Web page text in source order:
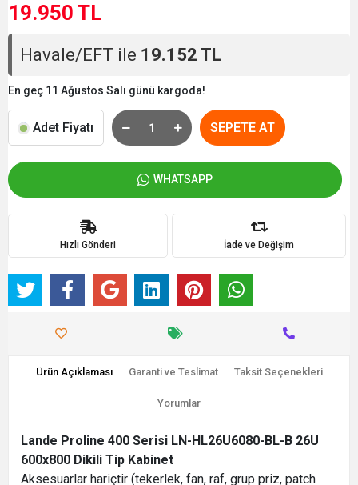
19.950 TL
Havale/EFT ile 19.152 TL
En geç 11 Ağustos Salı günü kargoda!
Adet Fiyatı SEPETE AT
WHATSAPP
Hızlı Gönderi İade ve Değişim
Ürün Açıklaması Garanti ve Teslimat Taksit Seçenekleri
Yorumlar
Lande Proline 400 Serisi LN-HL26U6080-BL-B 26U
600x800 Dikili Tip Kabinet
Aksesuarlar hariçtir (tekerlek, fan, raf, grup priz, patch